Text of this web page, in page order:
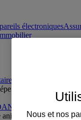
électroniques
santé
Nous et nos